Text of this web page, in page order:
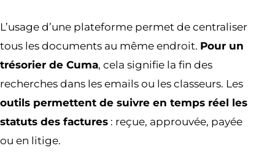
L’usage d’une plateforme permet de centraliser
tous les documents au même endroit. Pour un
trésorier de Cuma, cela signifie la fin des
recherches dans les emails ou les classeurs. Les
outils permettent de suivre en temps réel les
statuts des factures : reçue, approuvée, payée
ou en litige.